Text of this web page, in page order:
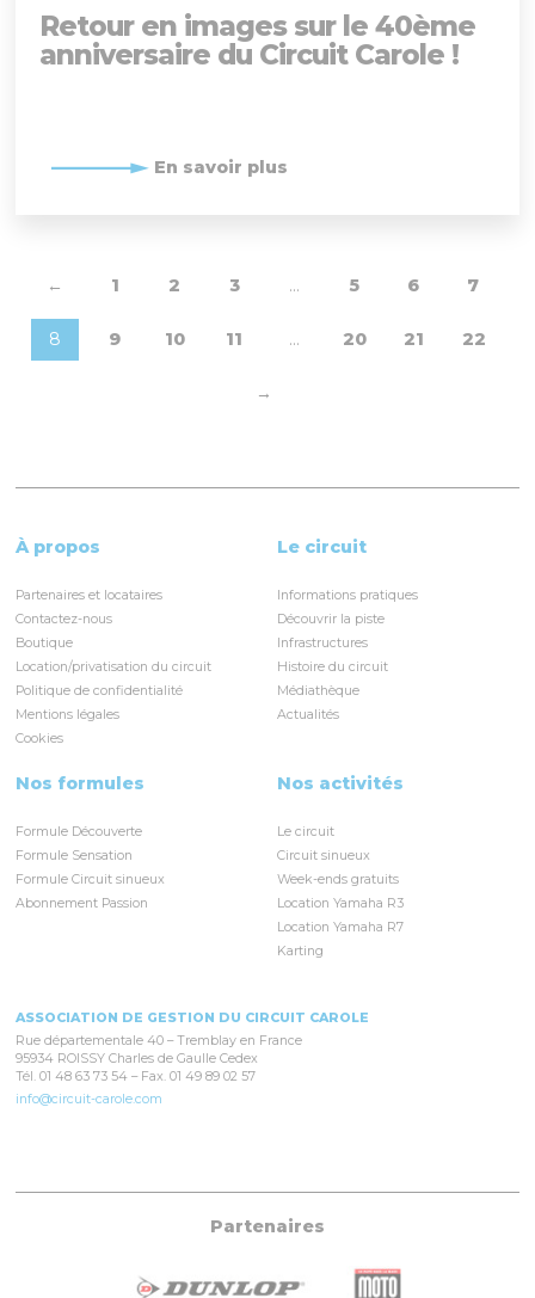
Retour en images sur le 40ème
anniversaire du Circuit Carole !
En savoir plus
← 1 2 3 … 5 6 7
8 9 10 11 … 20 21 22
→
À propos
Partenaires et locataires
Contactez-nous
Boutique
Location/privatisation du circuit
Politique de confidentialité
Mentions légales
Cookies
Le circuit
Informations pratiques
Découvrir la piste
Infrastructures
Histoire du circuit
Médiathèque
Actualités
Nos formules
Formule Découverte
Formule Sensation
Formule Circuit sinueux
Abonnement Passion
Nos activités
Le circuit
Circuit sinueux
Week-ends gratuits
Location Yamaha R3
Location Yamaha R7
Karting
ASSOCIATION DE GESTION DU CIRCUIT CAROLE
Rue départementale 40 – Tremblay en France
95934 ROISSY Charles de Gaulle Cedex
Tél. 01 48 63 73 54 – Fax. 01 49 89 02 57
info@circuit-carole.com
Partenaires